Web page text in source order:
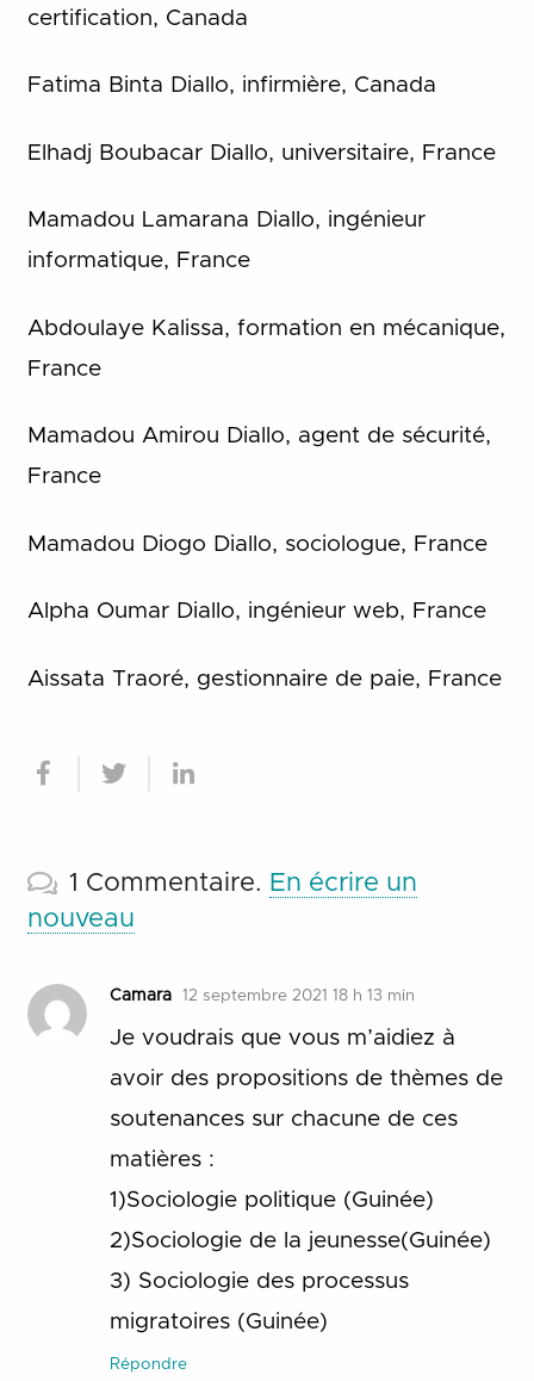
certification, Canada
Fatima Binta Diallo, infirmière, Canada
Elhadj Boubacar Diallo, universitaire, France
Mamadou Lamarana Diallo, ingénieur
informatique, France
Abdoulaye Kalissa, formation en mécanique,
France
Mamadou Amirou Diallo, agent de sécurité,
France
Mamadou Diogo Diallo, sociologue, France
Alpha Oumar Diallo, ingénieur web, France
Aissata Traoré, gestionnaire de paie, France
1 Commentaire. En écrire un
nouveau
Camara 12 septembre 2021 18 h 13 min
Je voudrais que vous m’aidiez à
avoir des propositions de thèmes de
soutenances sur chacune de ces
matières :
1)Sociologie politique (Guinée)
2)Sociologie de la jeunesse(Guinée)
3) Sociologie des processus
migratoires (Guinée)
Répondre